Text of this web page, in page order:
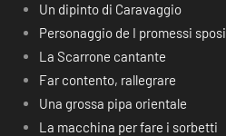
Un dipinto di Caravaggio
Personaggio de I promessi sposi
La Scarrone cantante
Far contento, rallegrare
Una grossa pipa orientale
La macchina per fare i sorbetti